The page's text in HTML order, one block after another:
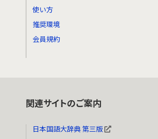
使い方
推奨環境
会員規約
関連サイトのご案内
日本国語大辞典 第三版